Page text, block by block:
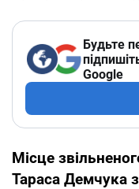
Будьте
Google
Місце
Тараса Демчука